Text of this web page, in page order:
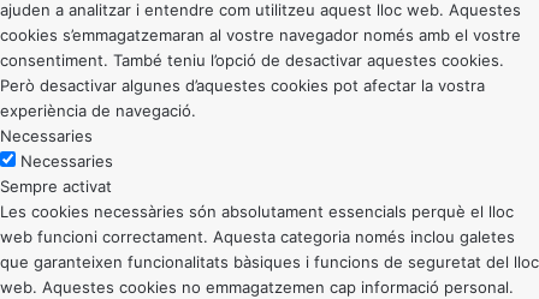
ajuden a analitzar i entendre com utilitzeu aquest lloc web. Aquestes
cookies s’emmagatzemaran al vostre navegador només amb el vostre
consentiment. També teniu l’opció de desactivar aquestes cookies.
Però desactivar algunes d’aquestes cookies pot afectar la vostra
experiència de navegació.
Necessaries
Necessaries
Sempre activat
Les cookies necessàries són absolutament essencials perquè el lloc
web funcioni correctament. Aquesta categoria només inclou galetes
que garanteixen funcionalitats bàsiques i funcions de seguretat del lloc
web. Aquestes cookies no emmagatzemen cap informació personal.